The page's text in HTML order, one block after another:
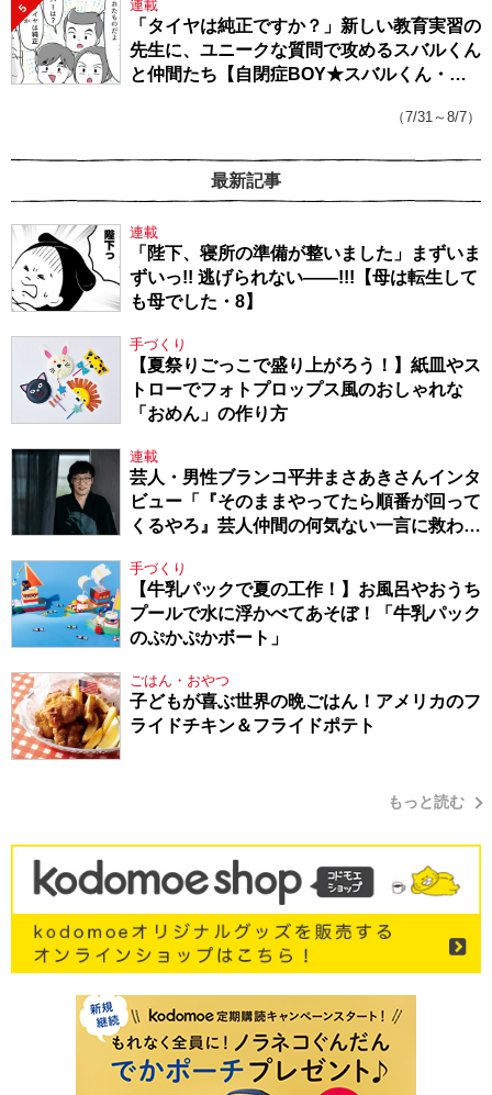
5 連載
「タイヤは純正ですか？」新しい教育実習の
先生に、ユニークな質問で攻めるスバルくん
と仲間たち【自閉症BOY★スバルくん・
（7/31～8/7）
最新記事
連載
「陛下、寝所の準備が整いました」まずいま
ずいっ!! 逃げられない――!!!【母は転生して
も母でした・8】
手づくり
【夏祭りごっこで盛り上がろう！】紙皿やス
トローでフォトプロップス風のおしゃれな
「おめん」の作り方
連載
芸人・男性ブランコ平井まさあきさんインタ
ビュー「『そのままやってたら順番が回って
くるやろ』芸人仲間の何気ない一言に救われ
手づくり
【牛乳パックで夏の工作！】お風呂やおうち
プールで水に浮かべてあそぼ！「牛乳パック
のぷかぷかボート」
ごはん・おやつ
子どもが喜ぶ世界の晩ごはん！アメリカのフ
ライドチキン＆フライドポテト
もっと読む